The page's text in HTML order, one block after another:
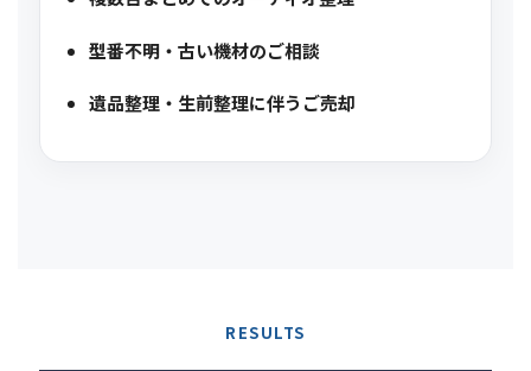
型番不明・古い機材のご相談
遺品整理・生前整理に伴うご売却
RESULTS